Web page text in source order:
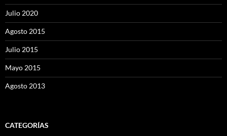
Julio 2020
Agosto 2015
Julio 2015
Mayo 2015
Agosto 2013
CATEGORÍAS